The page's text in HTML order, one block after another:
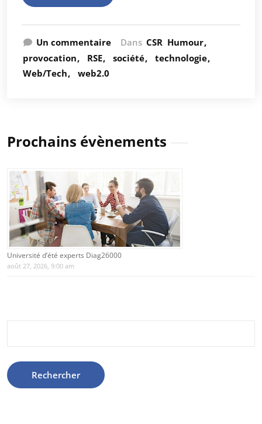
Un commentaire Dans CSR Humour
provocation
RSE société
technologie
Web/Tech
web2.0
Prochains évènements
Université d’été experts Diag26000
août 27, 2026, 9:00 am